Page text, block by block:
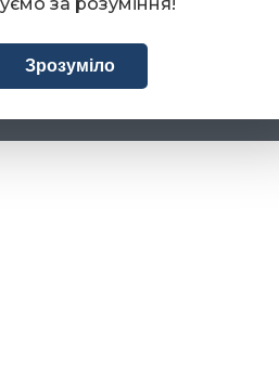
Зрозуміло